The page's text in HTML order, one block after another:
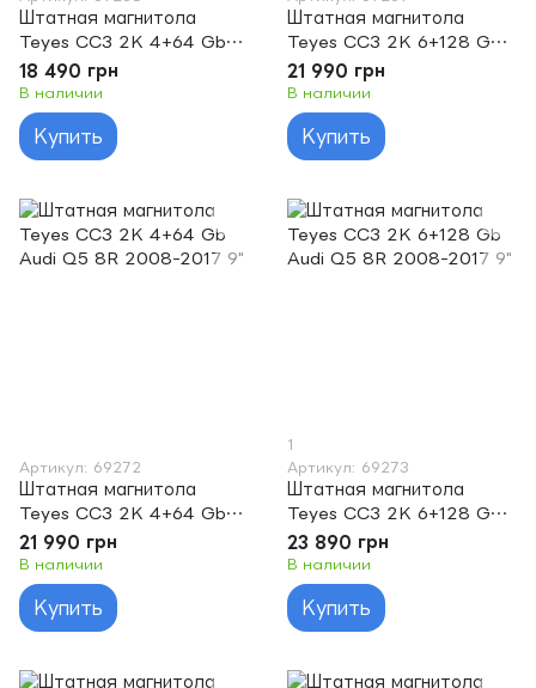
Штатная магнитола
Teyes CC3 2K 4+64 Gb
Audi A6 2 1997-2004 S6
2 1999-2004 RS6 1 2002-
2006 9"
18 490 грн
В наличии
Купить
Штатная магнитола
Teyes CC3 2K 6+128 Gb
Audi A6 2 1997-2004 S6
2 1999-2004 RS6 1 2002-
2006 9"
21 990 грн
В наличии
Купить
Артикул: 69272
Штатная магнитола
Teyes CC3 2K 4+64 Gb
Audi Q5 8R 2008-2017 9"
21 990 грн
В наличии
Купить
1
Артикул: 69273
Штатная магнитола
Teyes CC3 2K 6+128 Gb
Audi Q5 8R 2008-2017 9"
23 890 грн
В наличии
Купить